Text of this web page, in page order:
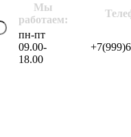
Мы
работаем:
пн-пт
09.00-
18.00